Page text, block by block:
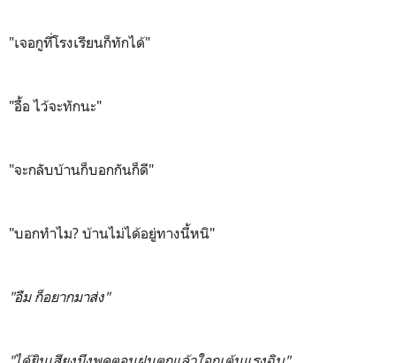
"เจอกูที่โรงเรียนก็ทักได้"
"อื้อ ไว้จะทักนะ"
"จะกลับบ้านก็บอกกันก็ดี"
"บอกทำไม? บ้านไม่ได้อยู่ทางนี้หนิ"
"อืม ก็อยากมาส่ง"